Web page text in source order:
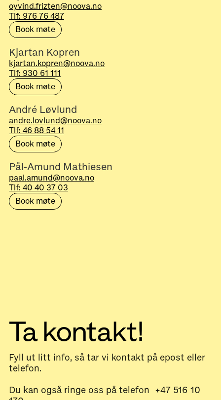
oyvind.frizten@noova.no
Tlf: 976 76 487
Book møte
Kjartan Kopren
kjartan.kopren@noova.no
Tlf: 930 61 111
Book møte
André Løvlund
andre.lovlund@noova.no
Tlf: 46 88 54 11
Book møte
Pål-Amund Mathiesen
paal.amund@noova.no
Tlf: 40 40 37 03
Book møte
Ta kontakt!
Fyll ut litt info, så tar vi kontakt på epost eller
telefon.
Du kan også ringe oss på telefon +47 516 10